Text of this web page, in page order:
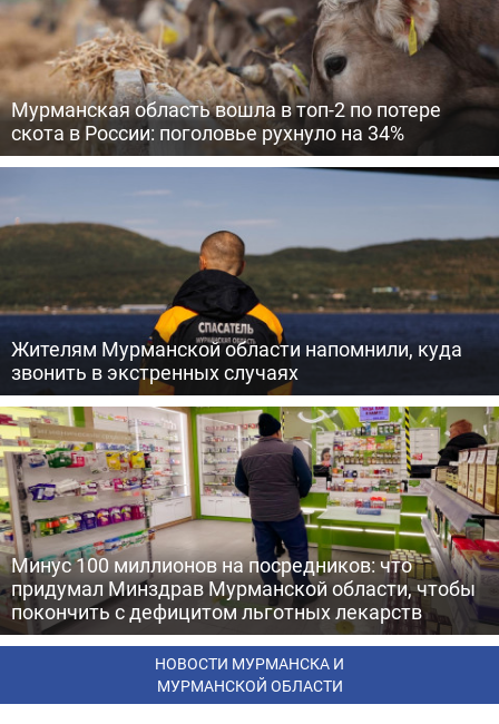
Мурманская область вошла в топ-2 по потере
скота в России: поголовье рухнуло на 34%
Жителям Мурманской области напомнили, куда
звонить в экстренных случаях
Минус 100 миллионов на посредников: что
придумал Минздрав Мурманской области, чтобы
покончить с дефицитом льготных лекарств
НОВОСТИ МУРМАНСКА И
МУРМАНСКОЙ ОБЛАСТИ